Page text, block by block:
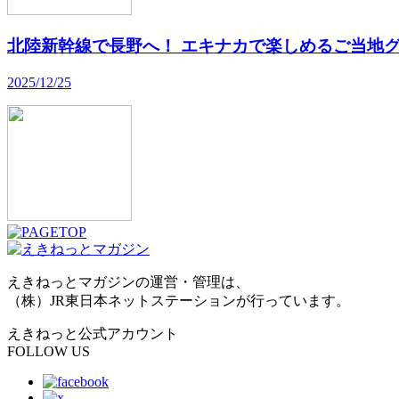
北陸新幹線で長野へ！ エキナカで楽しめるご当地
2025/12/25
えきねっとマガジンの運営・管理は、
（株）JR東日本ネットステーションが行っています。
えきねっと公式アカウント
FOLLOW US